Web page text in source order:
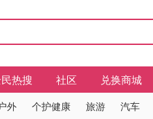
热搜 社区 兑换商城
外 个护健康 旅游 汽车